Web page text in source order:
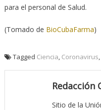
para el personal de Salud.
(Tomado de BioCubaFarma)
Tagged Ciencia Coronavirus
Redacción
Sitio de la